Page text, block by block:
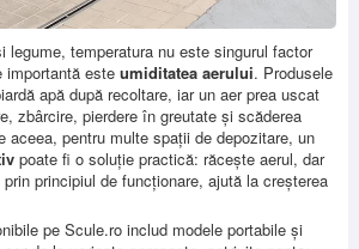
legume, temperatura nu este singurul factor
importantă este umiditatea aerului. Produsele
apă după recoltare, iar un aer prea uscat
zbârcire, pierdere în greutate și scăderea
aceea, pentru multe spații de depozitare, un
poate fi o soluție practică: răcește aerul, dar
principiul de funcționare, ajută la creșterea
pe Scule.ro includ modele portabile și